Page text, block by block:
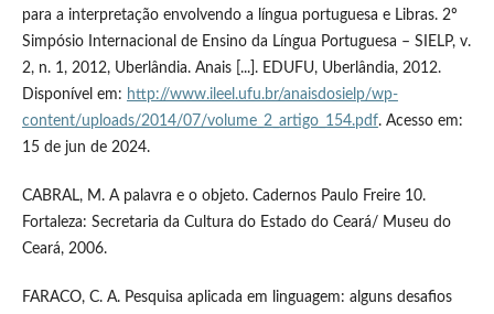
para a interpretação envolvendo a língua portuguesa e Libras. 2º
Simpósio Internacional de Ensino da Língua Portuguesa – SIELP, v.
2, n. 1, 2012, Uberlândia. Anais [...]. EDUFU, Uberlândia, 2012.
Disponível em: http://www.ileel.ufu.br/anaisdosielp/wp-
content/uploads/2014/07/volume_2_artigo_154.pdf. Acesso em:
15 de jun de 2024.
CABRAL, M. A palavra e o objeto. Cadernos Paulo Freire 10.
Fortaleza: Secretaria da Cultura do Estado do Ceará/ Museu do
Ceará, 2006.
FARACO, C. A. Pesquisa aplicada em linguagem: alguns desafios